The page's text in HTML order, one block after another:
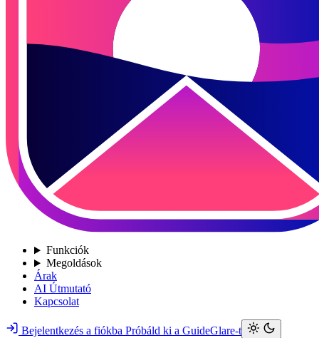
Funkciók
Megoldások
Árak
AI Útmutató
Kapcsolat
Bejelentkezés a fiókba Próbáld ki a GuideGlare-t